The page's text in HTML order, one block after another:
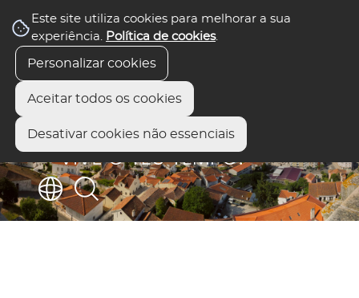
Este site utiliza cookies para melhorar a sua
experiência. Política de cookies.
Personalizar cookies
Aceitar todos os cookies
Desativar cookies não essenciais